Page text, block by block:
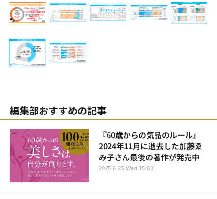
編集部おすすめの記事
『60歳からの気品のルール』
2024年11月に逝去した加藤ゑ
み子さん最後の著作が発売中
2025.6.25 Wed 15:03